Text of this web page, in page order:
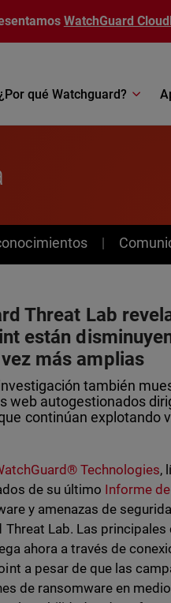
WatchGuard
qué Watchguard?
Threat Lab
están
más amplias
también
web autogestionados
continúan explotando
Technologies,
de su último Informe
y amenazas de
Threat Lab. Las
ahora a través de
a pesar de que las
de ransomware en